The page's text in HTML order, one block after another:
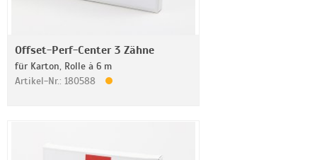
Offset-Perf-Center 3 Zähne
für Karton, Rolle à 6 m
Artikel-Nr.: 180588